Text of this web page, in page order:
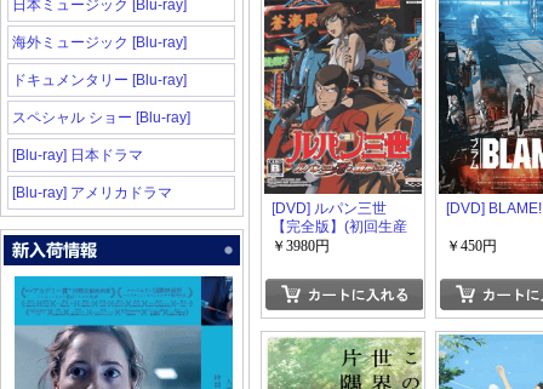
日本ミュージック [Blu-ray]
海外ミュージック [Blu-ray]
ドキュメンタリー [Blu-ray]
スペシャル ショー [Blu-ray]
[Blu-ray] 日本ドラマ
[Blu-ray] アメリカドラマ
[DVD] ルパン三世
【完全版】(初回生産
限定版)
￥3980円
[DVD] BLAME!
￥450円